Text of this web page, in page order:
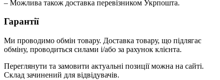
– Можлива також доставка перевізником Укрпошта.
Гарантії
Ми проводимо обмін товару. Доставка товару, що підлягає
обміну, проводиться силами і/або за рахунок клієнта.
Переглянути та замовити актуальні позиції можна на сайті.
Склад зачинений для відвідувачів.